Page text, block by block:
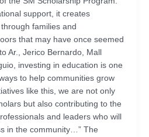
support, it creates
families and
that may have once seemed
Ar., Jerico Bernardo, Mall
investing in education is one
to help communities grow
like this, we are not only
but also contributing to the
and leaders who will
in the community…” The